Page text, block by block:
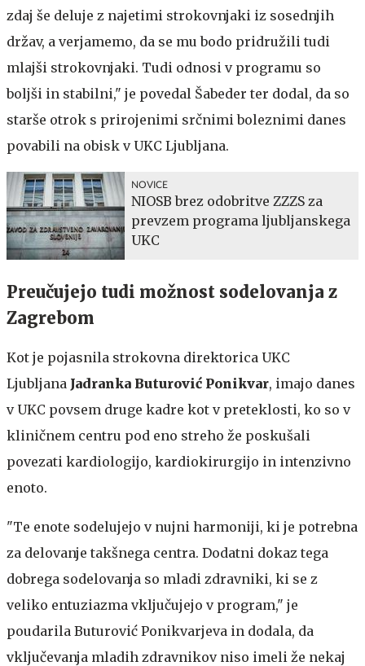
zdaj še deluje z najetimi strokovnjaki iz sosednjih
držav, a verjamemo, da se mu bodo pridružili tudi
mlajši strokovnjaki. Tudi odnosi v programu so
boljši in stabilni," je povedal Šabeder ter dodal, da so
starše otrok s prirojenimi srčnimi boleznimi danes
povabili na obisk v UKC Ljubljana.
NOVICE
NIOSB brez odobritve ZZZS za
prevzem programa ljubljanskega
UKC
Preučujejo tudi možnost sodelovanja z
Zagrebom
Kot je pojasnila strokovna direktorica UKC
Ljubljana Jadranka Buturović Ponikvar, imajo danes
v UKC povsem druge kadre kot v preteklosti, ko so v
kliničnem centru pod eno streho že poskušali
povezati kardiologijo, kardiokirurgijo in intenzivno
enoto.
"Te enote sodelujejo v nujni harmoniji, ki je potrebna
za delovanje takšnega centra. Dodatni dokaz tega
dobrega sodelovanja so mladi zdravniki, ki se z
veliko entuziazma vključujejo v program," je
poudarila Buturović Ponikvarjeva in dodala, da
vključevanja mladih zdravnikov niso imeli že nekaj